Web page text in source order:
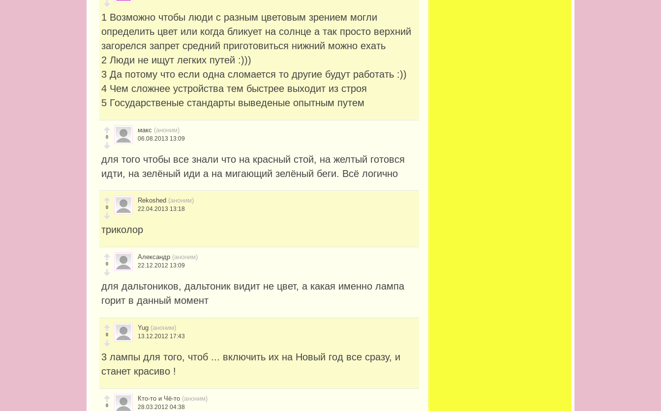
1 Возможно чтобы люди с разным цветовым зрением могли
определить цвет или когда бликует на солнце а так просто верхний
загорелся запрет средний приготовиться нижний можно ехать
2 Люди не ищут легких путей :)))
3 Да потому что если одна сломается то другие будут работать :))
4 Чем сложнее устройства тем быстрее выходит из строя
5 Государственые стандарты выведеные опытным путем
0
макс (аноним)
06.08.2013 13:09
для того чтобы все знали что на красный стой, на желтый готовся
идти, на зелёный иди а на мигающий зелёный беги. Всё логично
0
Rekoshed (аноним)
22.04.2013 13:18
триколор
0
Александр (аноним)
22.12.2012 13:09
для дальтоников, дальтоник видит не цвет, а какая именно лампа
горит в данный момент
0
Yug (аноним)
13.12.2012 17:43
3 лампы для того, чтоб ... включить их на Новый год все сразу, и
станет красиво !
0
Кто-то и Чё-то (аноним)
28.03.2012 04:38